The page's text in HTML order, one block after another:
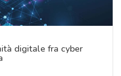
digitale fra cyber